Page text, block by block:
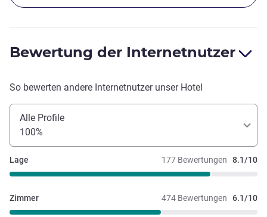
Bewertung der Internetnutzer
So bewerten andere Internetnutzer unser Hotel
Alle Profile
100%
177 Bewertungen 8.1/10
Lage
474 Bewertungen 6.1/10
Zimmer